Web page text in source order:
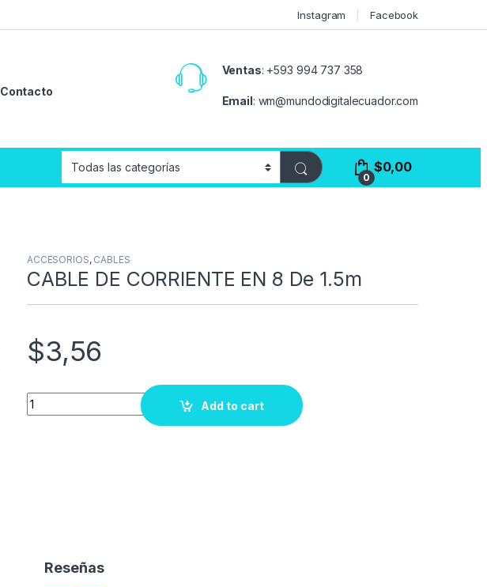
Instagram Facebook
Contacto
Ventas: +593 994 737 358
Email: wm@mundodigitalecuador.com
0
$0,00
ACCESORIOS, CABLES
CABLE DE CORRIENTE EN 8 De 1.5m
$3,56
Quantity
Add to cart
Reseñas